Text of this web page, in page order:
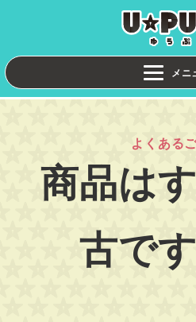
よくある
商品は
古で